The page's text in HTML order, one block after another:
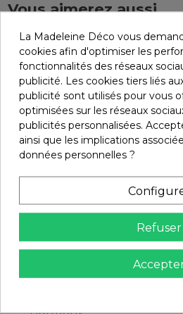
Vous aimerez aussi
Promo !
-10%
Linge de lit Harmony - Haomy
- Harmony
La Madeleine Déco vous
cookies afin d'optimiser les
fonctionnalités des réseaux
publicité. Les cookies tiers liés
publicité sont utilisés pour vous
optimisées sur les réseaux
publicités personnalisées.
ainsi que les implications
données personnelles ?
Refuser